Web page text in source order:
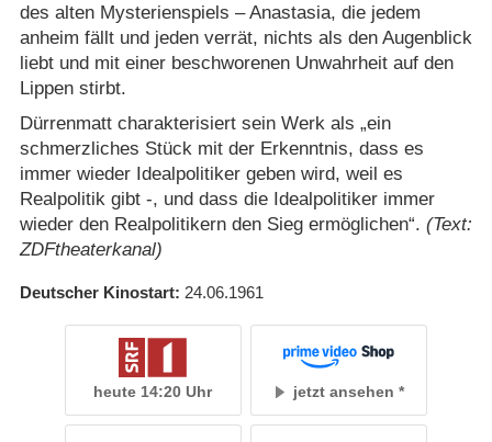
des alten Mysterienspiels – Anastasia, die jedem
anheim fällt und jeden verrät, nichts als den Augenblick
liebt und mit einer beschworenen Unwahrheit auf den
Lippen stirbt.
Dürrenmatt charakterisiert sein Werk als „ein
schmerzliches Stück mit der Erkenntnis, dass es
immer wieder Idealpolitiker geben wird, weil es
Realpolitik gibt -, und dass die Idealpolitiker immer
wieder den Realpolitikern den Sieg ermöglichen“. (Text:
ZDFtheaterkanal)
Deutscher Kinostart 24.06.1961
heute 14:20 Uhr jetzt ansehen